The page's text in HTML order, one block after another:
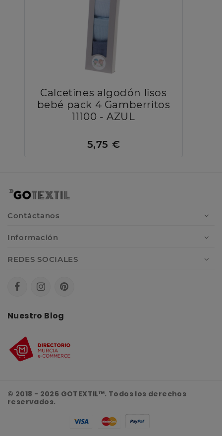
Calcetines algodón lisos
bebé pack 4 Gamberritos
11100 - AZUL
5,75 €
Contáctanos
Información
REDES SOCIALES
Nuestro Blog
© 2018 - 2026 GOTEXTIL™. Todos los derechos
reservados.